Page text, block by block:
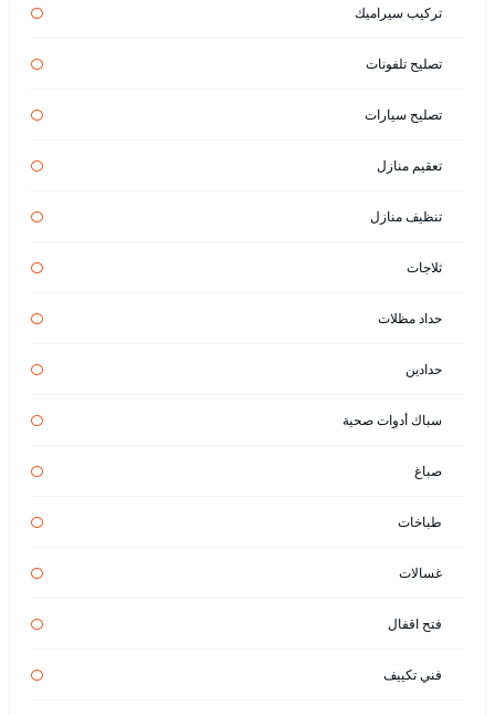
تركيب سيراميك
تصليح تلفونات
تصليح سيارات
تعقيم منازل
تنظيف منازل
ثلاجات
حداد مظلات
حدادين
سباك أدوات صحية
صباغ
طباخات
غسالات
فتح اقفال
فني تكييف